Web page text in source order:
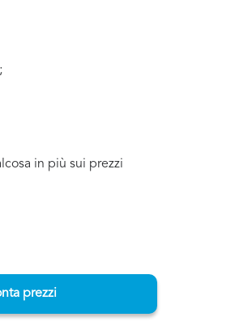
in più sui prezzi
prezzi